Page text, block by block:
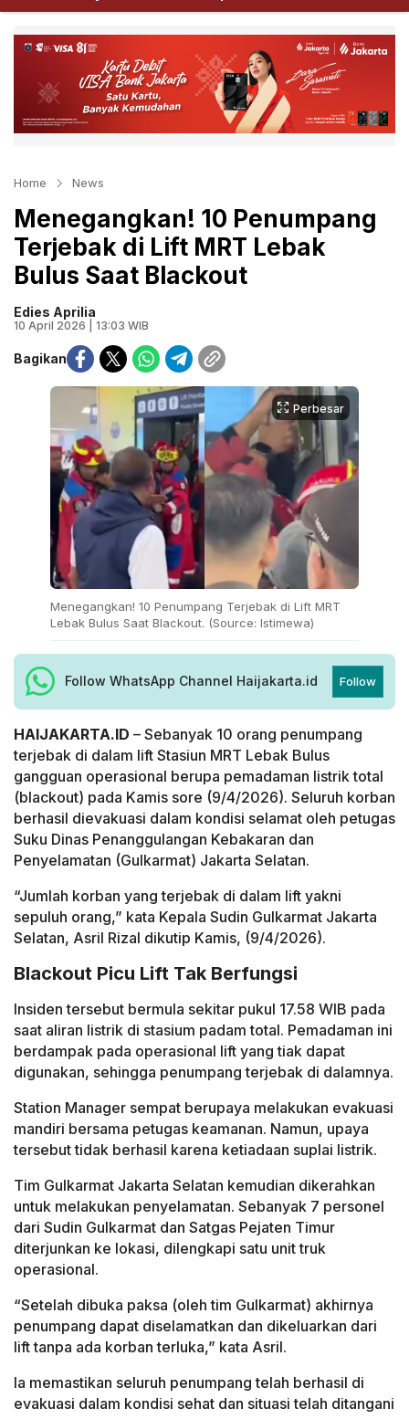
Home News
Menegangkan! 10 Penumpang
Terjebak di Lift MRT Lebak
Bulus Saat Blackout
Edies Aprilia
10 April 2026 | 13:03 WIB
Bagikan
Perbesar
Menegangkan! 10 Penumpang Terjebak di Lift MRT
Lebak Bulus Saat Blackout. (Source: Istimewa)
Follow WhatsApp Channel Haijakarta.id Follow
HAIJAKARTA.ID – Sebanyak 10 orang penumpang
terjebak di dalam lift Stasiun MRT Lebak Bulus
gangguan operasional berupa pemadaman listrik total
(blackout) pada Kamis sore (9/4/2026). Seluruh korban
berhasil dievakuasi dalam kondisi selamat oleh petugas
Suku Dinas Penanggulangan Kebakaran dan
Penyelamatan (Gulkarmat) Jakarta Selatan.
“Jumlah korban yang terjebak di dalam lift yakni
sepuluh orang,” kata Kepala Sudin Gulkarmat Jakarta
Selatan, Asril Rizal dikutip Kamis, (9/4/2026).
Blackout Picu Lift Tak Berfungsi
Insiden tersebut bermula sekitar pukul 17.58 WIB pada
saat aliran listrik di stasium padam total. Pemadaman ini
berdampak pada operasional lift yang tiak dapat
digunakan, sehingga penumpang terjebak di dalamnya.
Station Manager sempat berupaya melakukan evakuasi
mandiri bersama petugas keamanan. Namun, upaya
tersebut tidak berhasil karena ketiadaan suplai listrik.
Tim Gulkarmat Jakarta Selatan kemudian dikerahkan
untuk melakukan penyelamatan. Sebanyak 7 personel
dari Sudin Gulkarmat dan Satgas Pejaten Timur
diterjunkan ke lokasi, dilengkapi satu unit truk
operasional.
“Setelah dibuka paksa (oleh tim Gulkarmat) akhirnya
penumpang dapat diselamatkan dan dikeluarkan dari
lift tanpa ada korban terluka,” kata Asril.
Ia memastikan seluruh penumpang telah berhasil di
evakuasi dalam kondisi sehat dan situasi telah ditangani